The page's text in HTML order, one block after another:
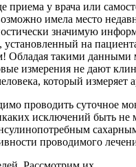
приема у врача или
имела место
значимую
на
такими
измерения не дают
который измеряет
проводить суточное
исключений быть
проводимого